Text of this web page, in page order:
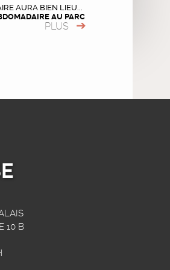
AURA BIEN LIEU...
AU PARC
PLUS
10 B